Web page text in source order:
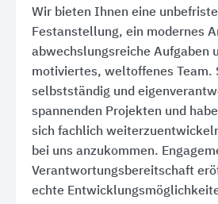
Wir bieten Ihnen eine
Festanstellung, ein modernes
abwechslungsreiche Aufgaben
motiviertes, weltoffenes Team.
selbstständig und
spannenden Projekten und
sich fachlich
bei uns anzukommen.
Verantwortungsbereitschaft
echte